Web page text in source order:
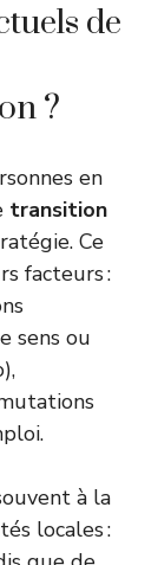
de
?
en
transition
Ce
facteurs :
sens ou
à la
locales :